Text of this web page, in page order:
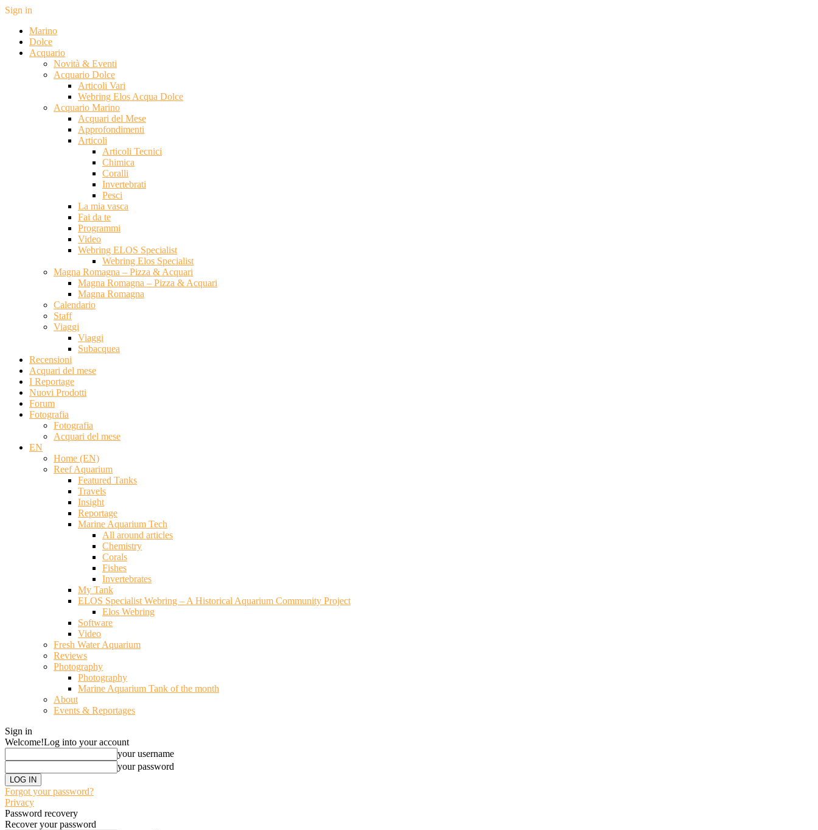
Sign in
Marino
Dolce
Acquario
Novità & Eventi
Acquario Dolce
Articoli Vari
Webring Elos Acqua Dolce
Acquario Marino
Acquari del Mese
Approfondimenti
Articoli
Articoli Tecnici
Chimica
Coralli
Invertebrati
Pesci
La mia vasca
Fai da te
Programmi
Video
Webring ELOS Specialist
Webring Elos Specialist
Magna Romagna – Pizza & Acquari
Magna Romagna – Pizza & Acquari
Magna Romagna
Calendario
Staff
Viaggi
Viaggi
Subacquea
Recensioni
Acquari del mese
I Reportage
Nuovi Prodotti
Forum
Fotografia
Fotografia
Acquari del mese
EN
Home (EN)
Reef Aquarium
Featured Tanks
Travels
Insight
Reportage
Marine Aquarium Tech
All around articles
Chemistry
Corals
Fishes
Invertebrates
My Tank
ELOS Specialist Webring – A Historical Aquarium Community Project
Elos Webring
Software
Video
Fresh Water Aquarium
Reviews
Photography
Photography
Marine Aquarium Tank of the month
About
Events & Reportages
Sign in
Welcome!Log into your account
your username
your password
Forgot your password?
Privacy
Password recovery
Recover your password